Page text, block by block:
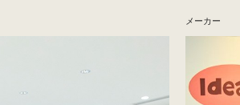
メーカー